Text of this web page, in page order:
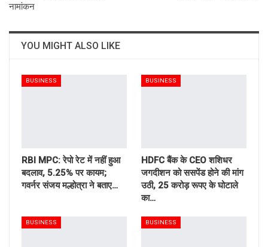
नामांकन
YOU MIGHT ALSO LIKE
BUSINESS
RBI MPC: रेपो रेट में नहीं हुआ
बदलाव, 5.25% पर कायम;
गवर्नर संजय मल्होत्रा ने बताए…
BUSINESS
HDFC बैंक के CEO शशिधर
जगदीशन को ससपेंड होने की मांग
उठी, 25 करोड़ रूपए के घोटाले
का…
BUSINESS BUSINESS